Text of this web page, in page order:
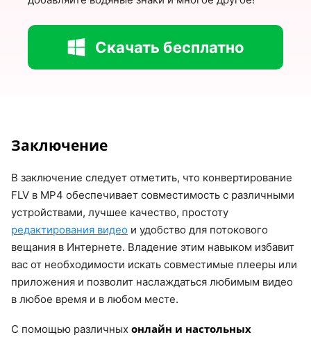
Скачать бесплатно
Заключение
В заключение следует отметить, что конвертирование
FLV в MP4 обеспечивает совместимость с различными
устройствами, лучшее качество, простоту
редактирования видео и удобство для потокового
вещания в Интернете. Владение этим навыком избавит
вас от необходимости искать совместимые плееры или
приложения и позволит наслаждаться любимым видео
в любое время и в любом месте.
С помощью различных онлайн и настольных